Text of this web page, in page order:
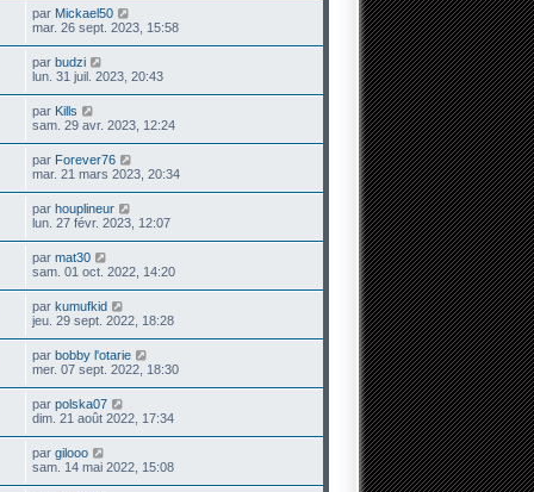
par Mickael50
mar. 26 sept. 2023, 15:58
par budzi
lun. 31 juil. 2023, 20:43
par Kills
sam. 29 avr. 2023, 12:24
par Forever76
mar. 21 mars 2023, 20:34
par houplineur
lun. 27 févr. 2023, 12:07
par mat30
sam. 01 oct. 2022, 14:20
par kumufkid
jeu. 29 sept. 2022, 18:28
par bobby l'otarie
mer. 07 sept. 2022, 18:30
par polska07
dim. 21 août 2022, 17:34
par gilooo
sam. 14 mai 2022, 15:08